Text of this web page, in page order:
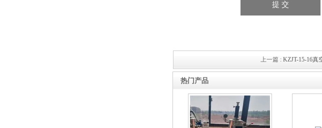
上一篇 : KZJT-15-16真
热门产品